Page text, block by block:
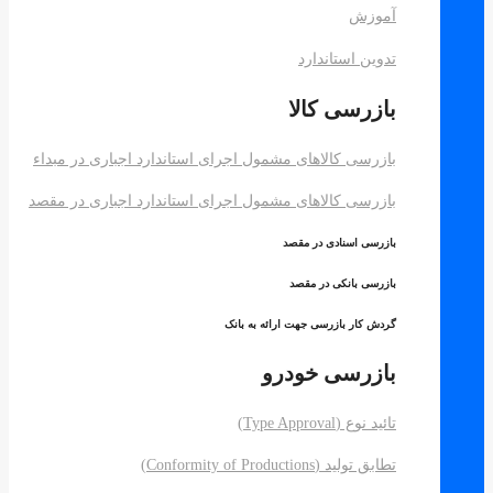
آموزش
تدوین استاندارد
بازرسی کالا
بازرسی کالاهای مشمول اجرای استاندارد اجباری در مبداء
بازرسی کالاهای مشمول اجرای استاندارد اجباری در مقصد
بازرسی اسنادی در مقصد
بازرسی بانکی در مقصد
گردش کار بازرسی جهت ارائه به بانک
بازرسی خودرو
تائید نوع (Type Approval)
تطابق تولید (Conformity of Productions)